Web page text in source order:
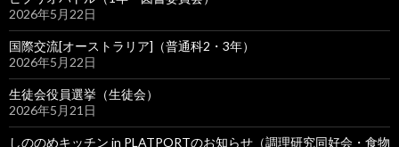
2026年5月22日
国際交流[オーストラリア]（普通科2・3年）
2026年5月22日
生徒会役員選挙（生徒会）
2026年5月21日
しののめキッチン in PLATPORTのお知らせ（調理研究同好会・食物